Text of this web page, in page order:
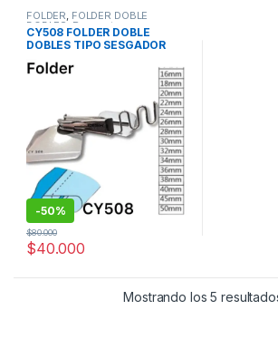
FOLDER, FOLDER DOBLE
DOBLES,Repuestos para
Máquinas Industriales
CY508 FOLDER DOBLE
DOBLES TIPO SESGADOR
-50%
$40.000
$80.000
Mostrando los 5